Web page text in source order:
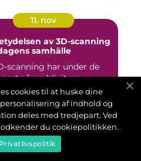
11. nov
av 3D-scanning
samhälle
scanning har under de
åren blivit en
del av modern
och erb...
29. okt
cookies til at huske dine
af indhold og
deles med tredjepart. Ved
du cookiepolitikken.
Privatlivspolitik